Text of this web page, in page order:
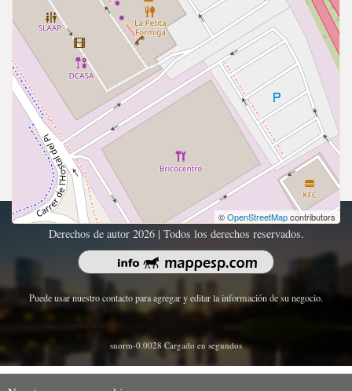
©OpenStreetMapcontributors
Derechos de autor 2026 | Todos los derechos reservados.
Puede usar nuestro contacto para agregar y editar la información de su negocio.
snorm-0.0028 Cargado en segundos